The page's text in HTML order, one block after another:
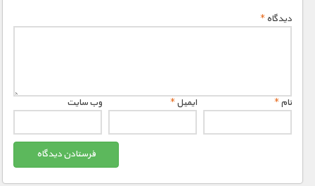
دیدگاه*
نام* ایمیل* وب‌ سایت